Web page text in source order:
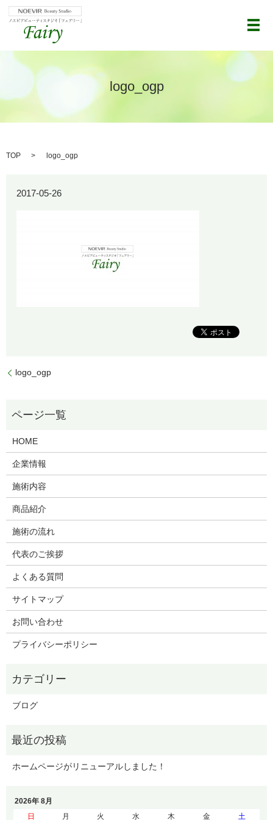
メ
logo_ogp
TOP logo_ogp
2017-05-26
logo_ogp
HOME
企業情報
施術内容
商品紹介
施術の流れ
代表のご挨拶
よくある質問
サイトマップ
お問い合わせ
プライバシーポリシー
ブログ
ホームページがリニューアルしました！
2026年 8月
日
月 火 水 木 金 土